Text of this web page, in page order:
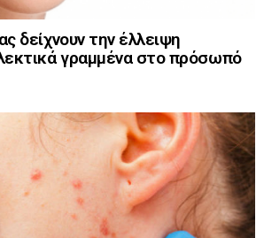
δείχνουν την έλλειψη
γραμμένα στο πρόσωπό